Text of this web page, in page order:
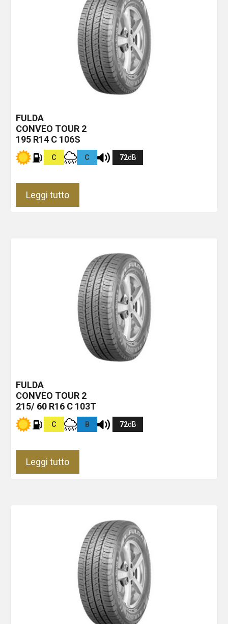
FULDA
CONVEO TOUR 2
195 R14 C 106S
C C 72dB
Leggi tutto
FULDA
CONVEO TOUR 2
215/ 60 R16 C 103T
C B 72dB
Leggi tutto